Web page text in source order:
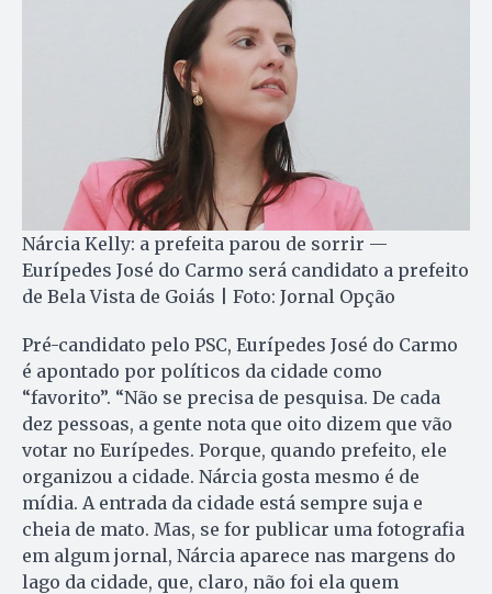
Nárcia Kelly: a prefeita parou de sorrir —
Eurípedes José do Carmo será candidato a prefeito
de Bela Vista de Goiás | Foto: Jornal Opção
Pré-candidato pelo PSC, Eurípedes José do Carmo
é apontado por políticos da cidade como
“favorito”. “Não se precisa de pesquisa. De cada
dez pessoas, a gente nota que oito dizem que vão
votar no Eurípedes. Porque, quando prefeito, ele
organizou a cidade. Nárcia gosta mesmo é de
mídia. A entrada da cidade está sempre suja e
cheia de mato. Mas, se for publicar uma fotografia
em algum jornal, Nárcia aparece nas margens do
lago da cidade, que, claro, não foi ela quem